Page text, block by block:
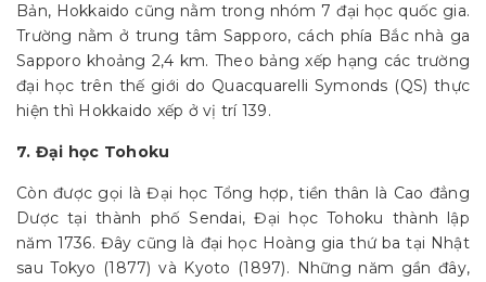
Bản, Hokkaido cũng nằm trong nhóm 7 đại học quốc gia.
Trường nằm ở trung tâm Sapporo, cách phía Bắc nhà ga
Sapporo khoảng 2,4 km. Theo bảng xếp hạng các trường
đại học trên thế giới do Quacquarelli Symonds (QS) thực
hiện thì Hokkaido xếp ở vị trí 139.
7. Đại học Tohoku
Còn được gọi là Đại học Tổng hợp, tiền thân là Cao đẳng
Dược tại thành phố Sendai, Đại học Tohoku thành lập
năm 1736. Đây cũng là đại học Hoàng gia thứ ba tại Nhật
sau Tokyo (1877) và Kyoto (1897). Những năm gần đây,